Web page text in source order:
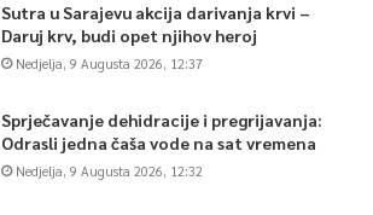
Sutra u Sarajevu akcija darivanja krvi –
Daruj krv, budi opet njihov heroj
Nedjelja, 9 Augusta 2026, 12:37
Sprječavanje dehidracije i pregrijavanja:
Odrasli jedna čaša vode na sat vremena
Nedjelja, 9 Augusta 2026, 12:32